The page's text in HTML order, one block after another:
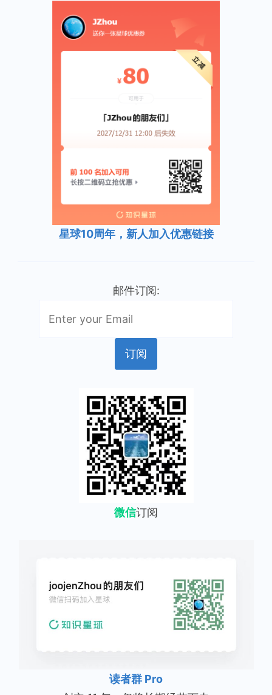
星球10周年，新人加入优惠链接
邮件订阅:
微信订阅
读者群 Pro